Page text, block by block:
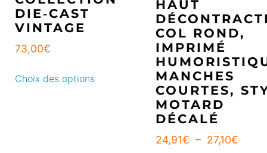
DIE‑CAST
VINTAGE
73,00€
Choix des options
HAUT
COL ROND,
IMPRIMÉ
MANCHES
COURTES,
MOTARD
DÉCALÉ
24,91€ – 27,10€